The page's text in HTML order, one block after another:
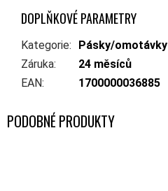
DOPLŇKOVÉ PARAMETRY
Kategorie:
Pásky/omotávky
Záruka:
24 měsíců
EAN: 1700000036885